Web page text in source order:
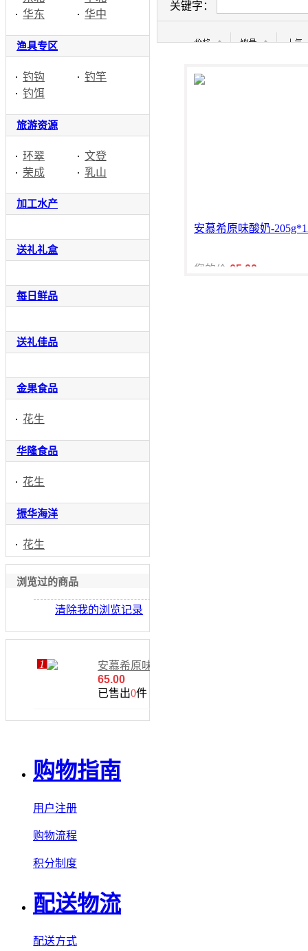
华东
华中
渔具专区
钓钩
钓竿
钓饵
旅游资源
环翠
文登
荣成
乳山
加工水产
送礼礼盒
每日鲜品
送礼佳品
金果食品
花生
华隆食品
花生
振华海洋
花生
浏览过的商品
清除我的浏览记录
1
安慕希原味酸
奶-205g*12
65.00
已售出0件
关键字：
安慕希原味酸奶-
您的价: 65.00
购物指南
用户注册
购物流程
积分制度
配送物流
配送方式